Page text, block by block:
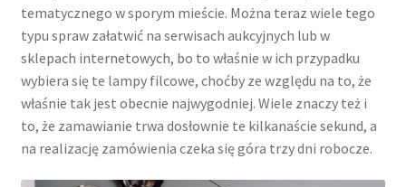
tematycznego w sporym mieście. Można teraz wiele tego
typu spraw załatwić na serwisach aukcyjnych lub w
sklepach internetowych, bo to właśnie w ich przypadku
wybiera się te lampy filcowe, choćby ze względu na to, że
właśnie tak jest obecnie najwygodniej. Wiele znaczy też i
to, że zamawianie trwa dosłownie te kilkanaście sekund, a
na realizację zamówienia czeka się góra trzy dni robocze.